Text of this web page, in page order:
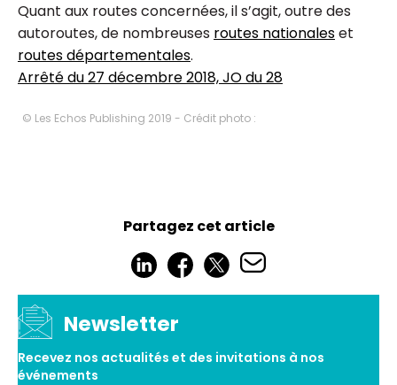
Quant aux routes concernées, il s’agit, outre des
autoroutes, de nombreuses routes nationaleset
routes départementales.
Arrêté du 27 décembre 2018, JO du 28
© Les Echos Publishing 2019 - Crédit photo :
Partagez cet article
Newsletter
Recevez nos actualités et des invitations à nos
événements